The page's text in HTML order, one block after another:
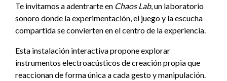
Te invitamos a adentrarte en Chaos Lab, un laboratorio
sonoro donde la experimentación, el juego y la escucha
compartida se convierten en el centro de la experiencia.
Esta instalación interactiva propone explorar
instrumentos electroacústicos de creación propia que
reaccionan de forma única a cada gesto y manipulación.